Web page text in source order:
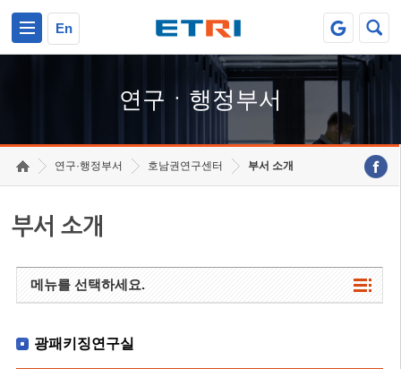
En
연구ㆍ행정부서
연구·행정부서 호남권연구센터 부서 소개
부서 소개
메뉴를 선택하세요.
광패키징연구실